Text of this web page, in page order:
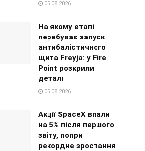
05.08.2026
На якому етапі
перебуває запуск
антибалістичного
щита Freyja: у Fire
Point розкрили
деталі
05.08.2026
Акції SpaceX впали
на 5% після першого
звіту, попри
рекордне зростання